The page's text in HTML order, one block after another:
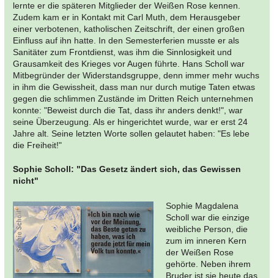
lernte er die späteren Mitglieder der Weißen Rose kennen.
Zudem kam er in Kontakt mit Carl Muth, dem Herausgeber
einer verbotenen, katholischen Zeitschrift, der einen großen
Einfluss auf ihn hatte. In den Semesterferien musste er als
Sanitäter zum Frontdienst, was ihm die Sinnlosigkeit und
Grausamkeit des Krieges vor Augen führte. Hans Scholl war
Mitbegründer der Widerstandsgruppe, denn immer mehr wuchs
in ihm die Gewissheit, dass man nur durch mutige Taten etwas
gegen die schlimmen Zustände im Dritten Reich unternehmen
konnte: "Beweist durch die Tat, dass ihr anders denkt!", war
seine Überzeugung. Als er hingerichtet wurde, war er erst 24
Jahre alt. Seine letzten Worte sollen gelautet haben: "Es lebe
die Freiheit!"
Sophie Scholl: "Das Gesetz ändert sich, das Gewissen
nicht"
Sophie Magdalena
Scholl war die einzige
weibliche Person, die
zum im inneren Kern
der Weißen Rose
gehörte. Neben ihrem
Bruder ist sie heute das